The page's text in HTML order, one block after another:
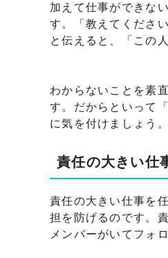
加えて仕事ができな
す。「教えてくださ
と伝えると、「この
わからないことを素
す。だからといって
に気を付けましょう。
責任の大きい仕
責任の大きい仕事を
担を防げるのです。
メンバーがいてフォ